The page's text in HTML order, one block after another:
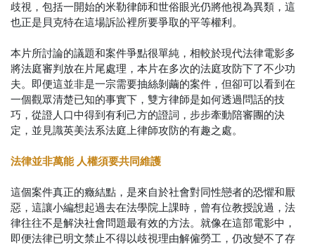
歧視，包括一開始的米勒律師和世俗眼光仍將他視為異類，這
也正是貝克特在這場訴訟裡所要爭取的平等權利。
本片所討論的議題和案件爭點很單純，相較於現代法律電影多
將法庭審判放在片尾處理，本片在多次的法庭攻防下了不少功
夫。即便這並非是一宗需要抽絲剝繭的案件，但卻可以看到在
一個觀眾清楚已知的事實下，雙方律師是如何透過問話的技
巧，從證人口中得到有利己方的證詞，步步牽動陪審團的決
定，並見識英美法系法庭上律師攻防的有趣之處。
法律並非萬能 人權須要共同維護
這個案件真正的癥結點，是來自於社會對同性戀者的恐懼和厭
惡，這讓小編想起過去在法學院上課時，曾有位教授說過，法
律往往不是解決社會問題最有效的方法。就像在這部電影中，
即便法律已明文禁止不得以歧視理由解僱勞工，仍改變不了存